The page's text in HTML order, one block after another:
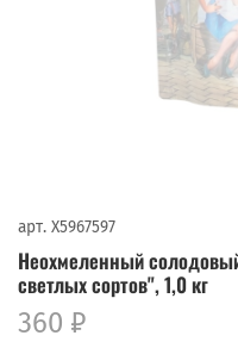
арт. X5967597
Неохмеленный
светлых сортов", 1,0 кг
360 ₽